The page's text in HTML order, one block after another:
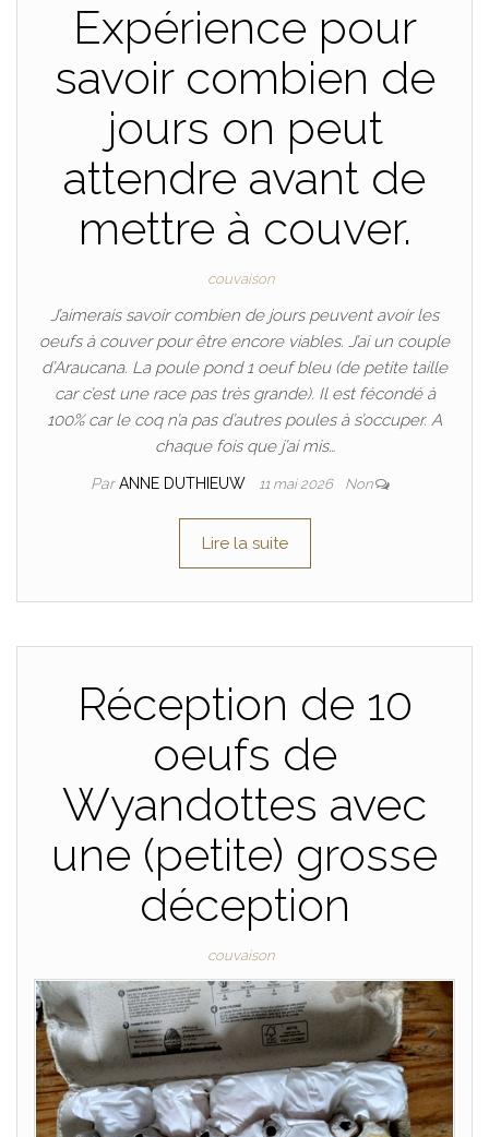
Expérience pour
savoir combien de
jours on peut
attendre avant de
mettre à couver.
couvaison
J’aimerais savoir combien de jours peuvent avoir les
oeufs à couver pour être encore viables. J’ai un couple
d’Araucana. La poule pond 1 oeuf bleu (de petite taille
car c’est une race pas très grande). Il est fécondé à
100% car le coq n’a pas d’autres poules à s’occuper. A
chaque fois que j’ai mis…
ParANNE DUTHIEUW 11 mai 2026 Non
Lire la suite
Réception de 10
oeufs de
Wyandottes avec
une (petite) grosse
déception
couvaison